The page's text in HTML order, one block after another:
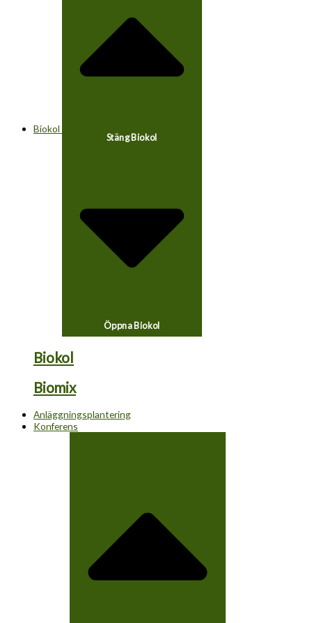
Biokol
Stäng Biokol
Öppna Biokol
Biokol
Biomix
Anläggningsplantering
Konferens